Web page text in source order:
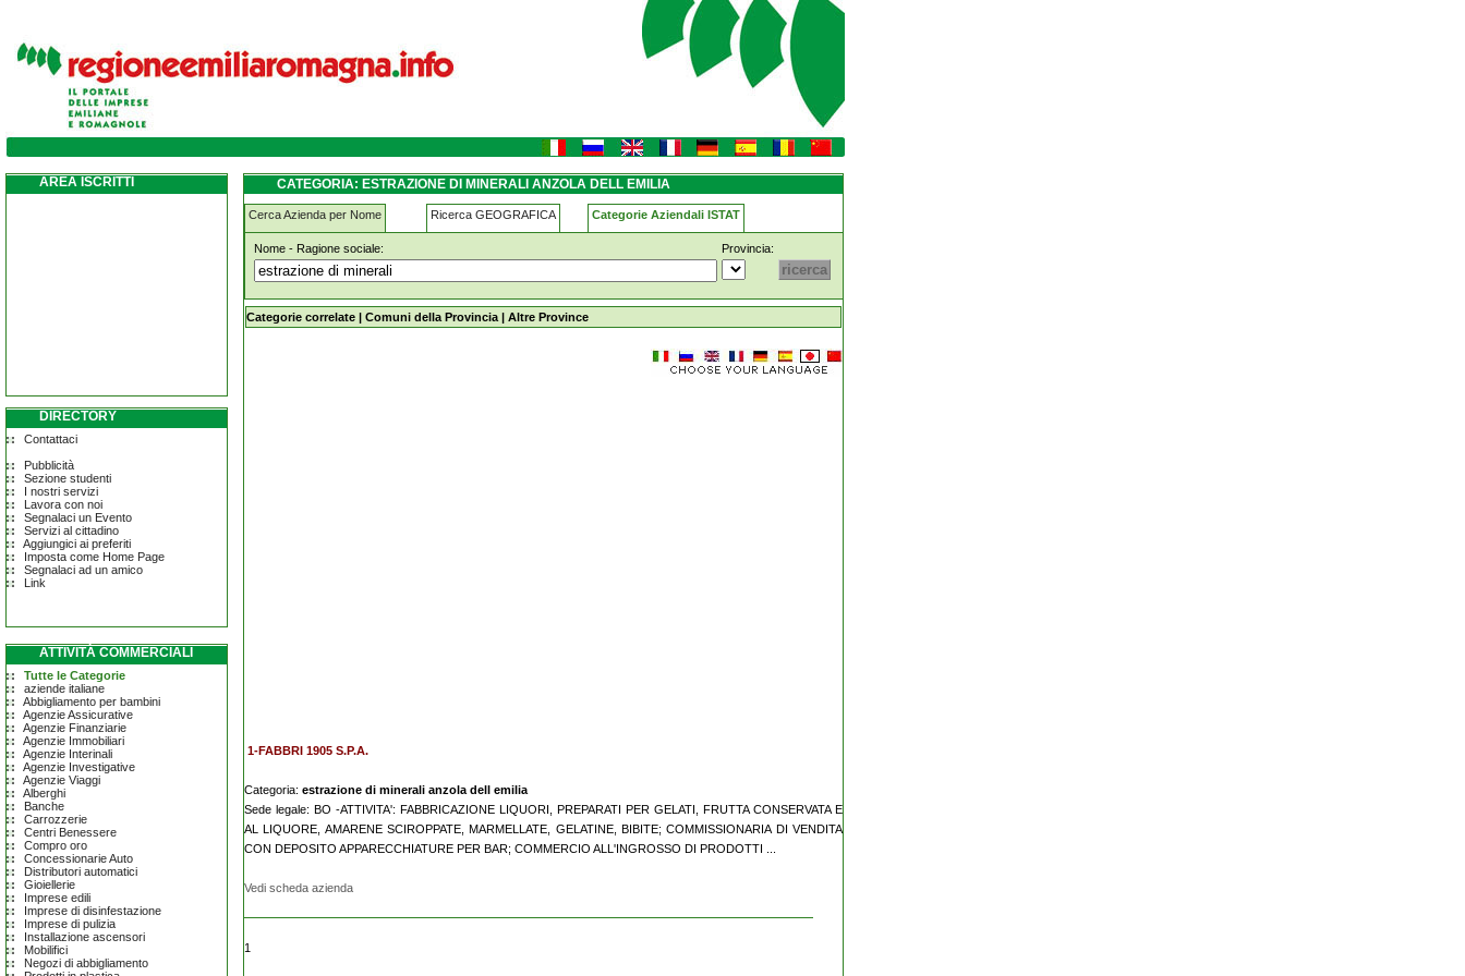
estrazione-di-minerali anzola-dell-emilia
AREA ISCRITTI
DIRECTORY
Contattaci
Pubblicità
Sezione studenti
I nostri servizi
Lavora con noi
Segnalaci un Evento
Servizi al cittadino
Aggiungici ai preferiti
Imposta come Home Page
Segnalaci ad un amico
Link
ATTIVITÀ COMMERCIALI
Tutte le Categorie
aziende italiane
Abbigliamento per bambini
Agenzie Assicurative
Agenzie Finanziarie
Agenzie Immobiliari
Agenzie Interinali
Agenzie Investigative
Agenzie Viaggi
Alberghi
Banche
Carrozzerie
Centri Benessere
Compro oro
Concessionarie Auto
Distributori automatici
Gioiellerie
Imprese edili
Imprese di disinfestazione
Imprese di pulizia
Installazione ascensori
Mobilifici
Negozi di abbigliamento
CATEGORIA: ESTRAZIONE DI MINERALI ANZOLA DELL EMILIA
Cerca Azienda per Nome Ricerca GEOGRAFICA Categorie Aziendali ISTAT
Nome - Ragione sociale: Provincia:
estrazione-di-minerali anzola-dell-emilia
Categorie correlate | Comuni della Provincia | Altre Province
1-FABBRI 1905 S.P.A.
Categoria: estrazione di minerali anzola dell emilia
Sede legale: BO -ATTIVITA': FABBRICAZIONE LIQUORI, PREPARATI PER GELATI, FRUTTA CONSERVATA E
AL LIQUORE, AMARENE SCIROPPATE, MARMELLATE, GELATINE, BIBITE; COMMISSIONARIA DI VENDITA
CON DEPOSITO APPARECCHIATURE PER BAR; COMMERCIO ALL'INGROSSO DI PRODOTTI ...
Vedi scheda azienda
1